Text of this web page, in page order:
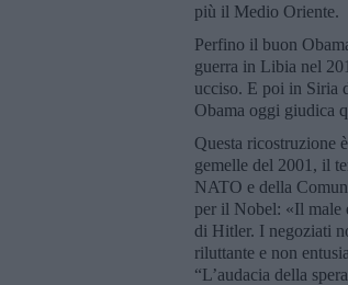
più il Medio Oriente.
Perfino il buon
guerra in Libia nel
ucciso. E poi in Siria
Obama oggi giudica
Questa ricostruzione
gemelle del 2001, il
NATO e della
per il Nobel: «Il male
di Hitler. I negoziati
riluttante e non
“L’audacia della